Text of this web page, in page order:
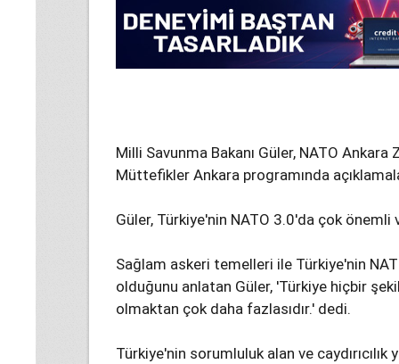
Milli Savunma Bakanı Güler, NATO
Müttefikler Ankara programında
Güler, Türkiye'nin NATO 3.0'da çok
Sağlam askeri temelleri ile Türkiye'nin
olduğunu anlatan Güler, 'Türkiye hiçbir
olmaktan çok daha fazlasıdır.' dedi.
Türkiye'nin sorumluluk alan ve